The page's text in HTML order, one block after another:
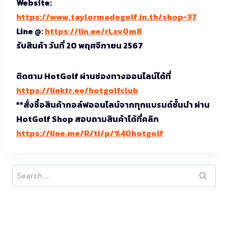
Website:
https://www.taylormadegolf.in.th/shop-37
Line @:https://lin.ee/rLxv0m8
รับสินค้า วันที่ 20 พฤศจิกายน 2567
ติดตาม HotGolf ผ่านช่องทางออนไลน์ได้ที่
https://linktr.ee/hotgolfclub
**สั่งซื้อสินค้ากอล์ฟออนไลน์จากทุกแบรนด์ชั้นนำ ผ่าน
HotGolf Shop สอบถามสินค้าได้ที่คลิก
https://line.me/R/ti/p/%40hotgolf
Search
for: